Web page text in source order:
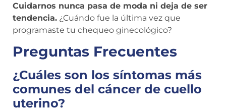
Cuidarnos nunca pasa de moda ni deja de ser
tendencia. ¿Cuándo fue la última vez que
programaste tu chequeo ginecológico?
Preguntas Frecuentes
¿Cuáles son los síntomas más
comunes del cáncer de cuello
uterino?